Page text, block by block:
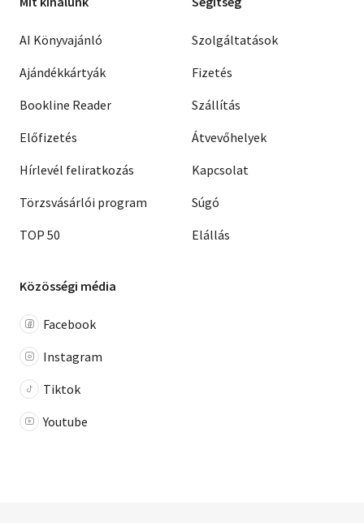
AI Könyvajánló
Ajándékkártyák
Bookline Reader
Előfizetés
Hírlevél feliratkozás
Törzsvásárlói program
TOP 50
Szolgáltatások
Fizetés
Szállítás
Átvevőhelyek
Kapcsolat
Súgó
Elállás
Közösségi média
Facebook
Instagram
Tiktok
Youtube